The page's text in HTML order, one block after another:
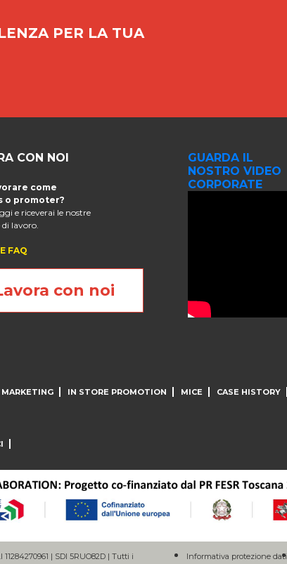
PER LA TUA
CON NOI
come
o promoter?
e riceverai le nostre
lavoro.
FAQ
con noi
GUARDA IL
NOSTRO VIDEO
CORPORATE
IN STORE PROMOTION MICE CASE HISTORY
| SDI 5RUO82D | Tutti i Informativa protezione dati